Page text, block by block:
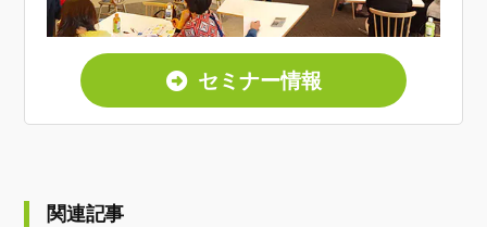
セミナー情報
関連記事